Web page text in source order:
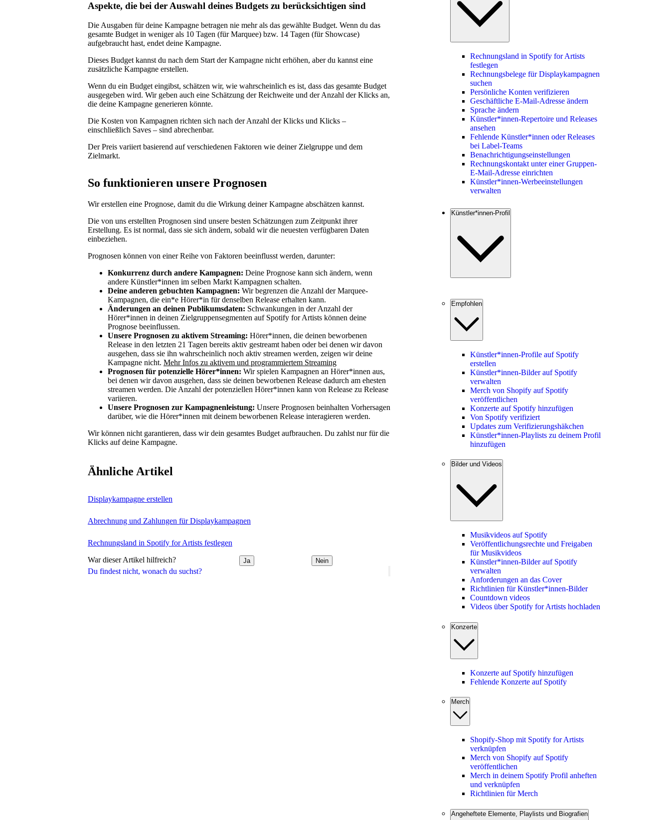
Du findest nicht, wonach du suchst?
Aspekte, die bei der Auswahl deines Budgets zu berücksichtigen sind
Die Ausgaben für deine Kampagne betragen nie mehr als das gewählte Budget. Wenn du das
gesamte Budget in weniger als 10 Tagen (für Marquee) bzw. 14 Tagen (für Showcase)
aufgebraucht hast, endet deine Kampagne.
Dieses Budget kannst du nach dem Start der Kampagne nicht erhöhen, aber du kannst eine
zusätzliche Kampagne erstellen.
Wenn du ein Budget eingibst, schätzen wir, wie wahrscheinlich es ist, dass das gesamte Budget
ausgegeben wird. Wir geben auch eine Schätzung der Reichweite und der Anzahl der Klicks an,
die deine Kampagne generieren könnte.
Die Kosten von Kampagnen richten sich nach der Anzahl der Klicks und Klicks –
einschließlich Saves – sind abrechenbar.
Der Preis variiert basierend auf verschiedenen Faktoren wie deiner Zielgruppe und dem
Zielmarkt.
So funktionieren unsere Prognosen
Wir erstellen eine Prognose, damit du die Wirkung deiner Kampagne abschätzen kannst.
Die von uns erstellten Prognosen sind unsere besten Schätzungen zum Zeitpunkt ihrer
Erstellung. Es ist normal, dass sie sich ändern, sobald wir die neuesten verfügbaren Daten
einbeziehen.
Prognosen können von einer Reihe von Faktoren beeinflusst werden, darunter:
Konkurrenz durch andere Kampagnen: Deine Prognose kann sich ändern, wenn
andere Künstler*innen im selben Markt Kampagnen schalten.
Deine anderen gebuchten Kampagnen: Wir begrenzen die Anzahl der Marquee-
Kampagnen, die ein*e Hörer*in für denselben Release erhalten kann.
Änderungen an deinen Publikumsdaten: Schwankungen in der Anzahl der
Hörer*innen in deinen Zielgruppensegmenten auf Spotify for Artists können deine
Prognose beeinflussen.
Unsere Prognosen zu aktivem Streaming: Hörer*innen, die deinen beworbenen
Release in den letzten 21 Tagen bereits aktiv gestreamt haben oder bei denen wir davon
ausgehen, dass sie ihn wahrscheinlich noch aktiv streamen werden, zeigen wir deine
Kampagne nicht. Mehr Infos zu aktivem und programmiertem Streaming
Prognosen für potenzielle Hörer*innen: Wir spielen Kampagnen an Hörer*innen aus,
bei denen wir davon ausgehen, dass sie deinen beworbenen Release dadurch am ehesten
streamen werden. Die Anzahl der potenziellen Hörer*innen kann von Release zu Release
variieren.
Unsere Prognosen zur Kampagnenleistung: Unsere Prognosen beinhalten Vorhersagen
darüber, wie die Hörer*innen mit deinem beworbenen Release interagieren werden.
Wir können nicht garantieren, dass wir dein gesamtes Budget aufbrauchen. Du zahlst nur für die
Klicks auf deine Kampagne.
Ähnliche Artikel
Displaykampagne erstellen
Abrechnung und Zahlungen für Displaykampagnen
Rechnungsland in Spotify for Artists festlegen
War dieser Artikel hilfreich? Ja Nein
Rechnungsland in Spotify for Artists
festlegen
Rechnungsbelege für Displaykampagnen
suchen
Persönliche Konten verifizieren
Geschäftliche E-Mail-Adresse ändern
Sprache ändern
Künstler*innen-Repertoire und Releases
ansehen
Fehlende Künstler*innen oder Releases
bei Label-Teams
Benachrichtigungseinstellungen
Rechnungskontakt unter einer Gruppen-
E-Mail-Adresse einrichten
Künstler*innen-Werbeeinstellungen
verwalten
Künstler*innen-Profil
Empfohlen
Künstler*innen-Profile auf Spotify
erstellen
Künstler*innen-Bilder auf Spotify
verwalten
Merch von Shopify auf Spotify
veröffentlichen
Konzerte auf Spotify hinzufügen
Von Spotify verifiziert
Updates zum Verifizierungshäkchen
Künstler*innen-Playlists zu deinem Profil
hinzufügen
Bilder und Videos
Musikvideos auf Spotify
Veröffentlichungsrechte und Freigaben
für Musikvideos
Künstler*innen-Bilder auf Spotify
verwalten
Anforderungen an das Cover
Richtlinien für Künstler*innen-Bilder
Countdown videos
Videos über Spotify for Artists hochladen
Konzerte
Konzerte auf Spotify hinzufügen
Fehlende Konzerte auf Spotify
Merch
Shopify-Shop mit Spotify for Artists
verknüpfen
Merch von Shopify auf Spotify
veröffentlichen
Merch in deinem Spotify Profil anheften
und verknüpfen
Richtlinien für Merch
Angeheftete Elemente, Playlists und Biografien